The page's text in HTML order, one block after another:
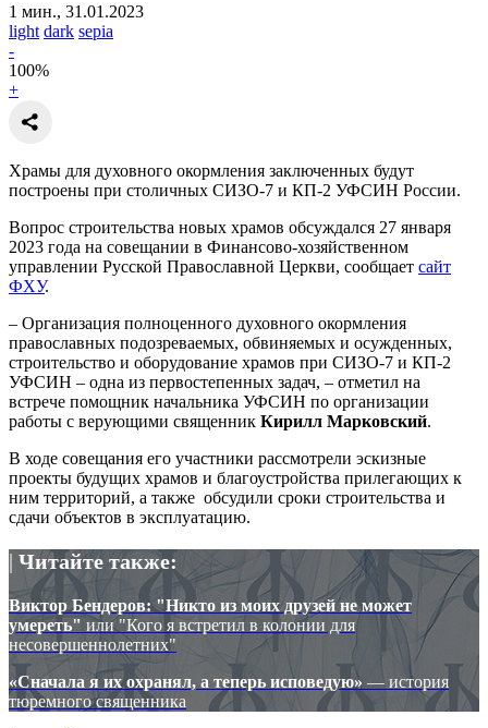
1 мин., 31.01.2023
light dark sepia
-
100%
+
Храмы для духовного окормления заключенных будут
построены при столичных СИЗО-7 и КП-2 УФСИН России.
Вопрос строительства новых храмов обсуждался 27 января
2023 года на совещании в Финансово-хозяйственном
управлении Русской Православной Церкви, сообщает сайт
ФХУ.
– Организация полноценного духовного окормления
православных подозреваемых, обвиняемых и осужденных,
строительство и оборудование храмов при СИЗО-7 и КП-2
УФСИН – одна из первостепенных задач, – отметил на
встрече помощник начальника УФСИН по организации
работы с верующими священник Кирилл Марковский.
В ходе совещания его участники рассмотрели эскизные
проекты будущих храмов и благоустройства прилегающих к
ним территорий, а также обсудили сроки строительства и
сдачи объектов в эксплуатацию.
| Читайте также:
Виктор Бендеров: "Никто из моих друзей не может
умереть" или "Кого я встретил в колонии для
несовершеннолетних"
«Сначала я их охранял, а теперь исповедую» — история
тюремного священника